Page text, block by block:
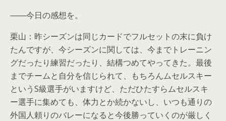
――今日の感想を。
栗山：昨シーズンは同じカードでフルセットの末に負け
たんですが、今シーズンに関しては、今までトレーニン
グだったり練習だったり、結構つめてやってきた。最後
までチームと自分を信じられて、もちろんムセルスキー
というS級選手がいますけど、ただひたすらムセルスキ
ー選手に集めても、体力とか続かないし、いつも通りの
外国人頼りのバレーになると今後勝っていくのが厳しく